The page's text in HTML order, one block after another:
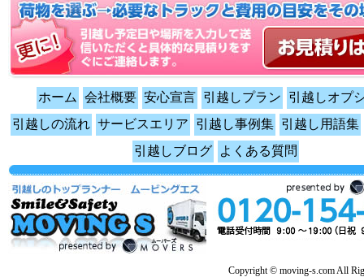
ホーム 会社概要 安心宣言 引越しプラン
引越しオプ
引越しの流れ サービスエリア 引越し事例集 引越し用語集
引越しブログ
よくある質問
Copyright © moving-s.com All